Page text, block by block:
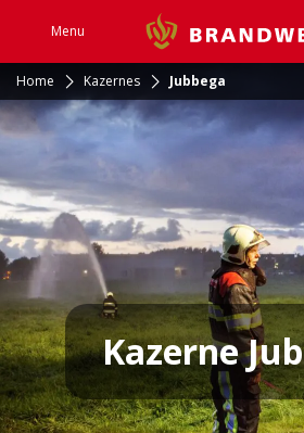
Menu
Home Kazernes Jubbega
Kazerne